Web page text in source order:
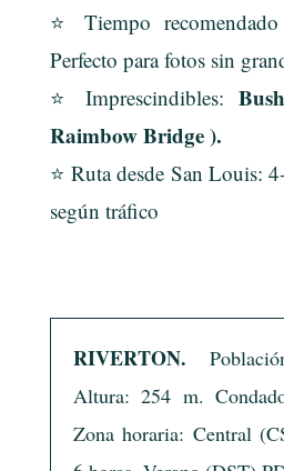
⭐ Tiempo
Perfecto para fotos sin
⭐ Imprescindibles:
Raimbow Bridge ).
⭐ Ruta desde San Louis:
según tráfico
RIVERTON.
Altura: 254 m.
Zona horaria: Central